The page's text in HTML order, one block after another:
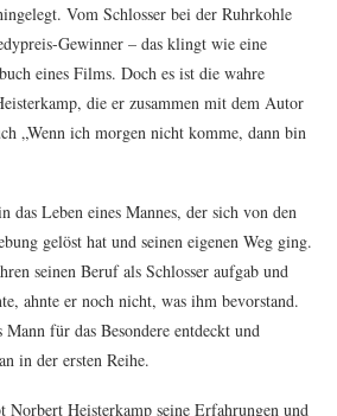
Vom Schlosser bei der Ruhrkohle
Gewinner – das klingt wie eine
eines Films. Doch es ist die wahre
die er zusammen mit dem Autor
„Wenn ich morgen nicht komme, dann bin
das Leben eines Mannes, der sich von den
gelöst hat und seinen eigenen Weg ging.
seinen Beruf als Schlosser aufgab und
ahnte er noch nicht, was ihm bevorstand.
für das Besondere entdeckt und
in der ersten Reihe.
Norbert Heisterkamp seine Erfahrungen und